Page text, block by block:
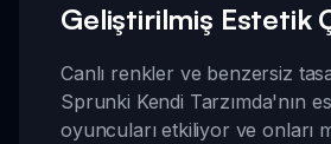
Geliştirilmiş Estetik
Canlı renkler ve benzersiz
Sprunki Kendi Tarzımda'nın
oyuncuları etkiliyor ve onları